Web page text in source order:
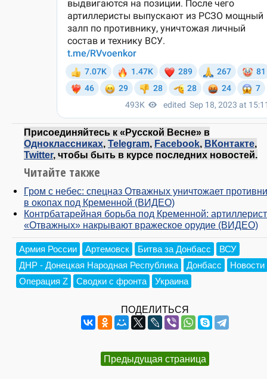
Присоединяйтесь к «Русской Весне» в
Одноклассниках, Telegram, Facebook, ВКонтакте,
Twitter, чтобы быть в курсе последних новостей.
Читайте также
Гром с небес: спецназ Отважных уничтожает
в окопах под Кременной (ВИДЕО)
Контрбатарейная борьба под Кременной:
«Отважных» накрывают вражеское орудие (ВИДЕО)
Армия России Артемовск Битва за Донбасс
ВСУ
ДНР - Донецкая Народная Республика
Донбасс
Новости
Операция Z
Сводки с фронта Украина
ПОДЕЛИТЬСЯ
Предыдущая страница